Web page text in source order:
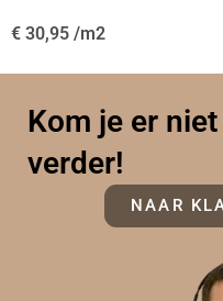
€ 30,95
Kom je er
verder!
NAAR